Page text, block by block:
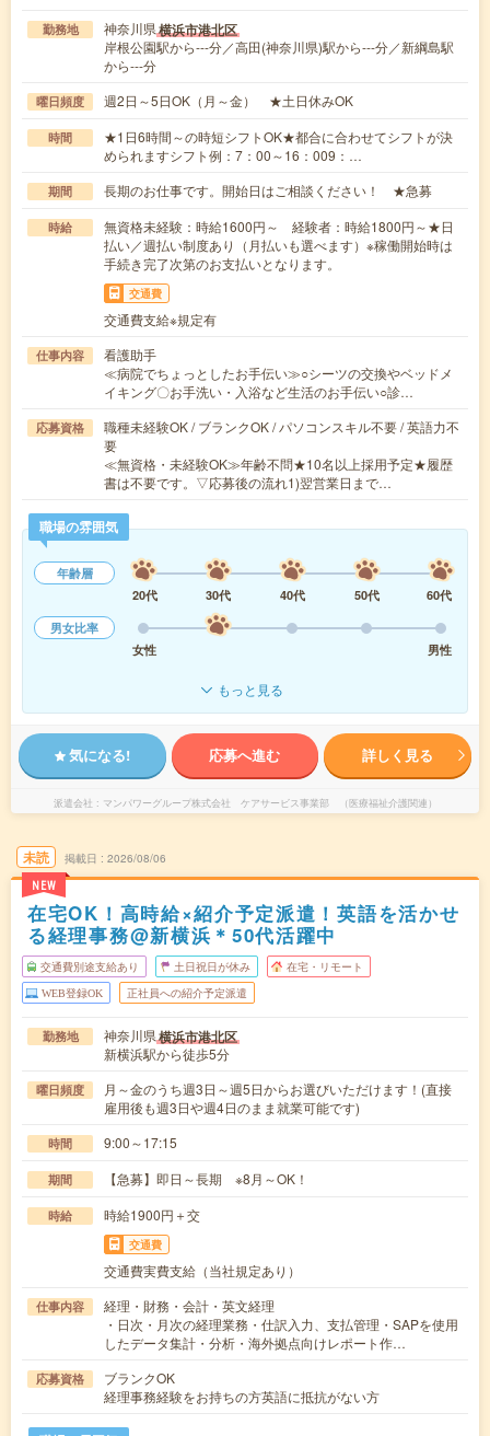
勤務地 神奈川県横浜市港北区
岸根公園駅から---分／高田(神奈川県)駅から---分／新綱島駅
から---分
曜日頻度 週2日～5日OK（月～金） ★土日休みOK
時間
★1日6時間～の時短シフトOK★都合に合わせてシフトが決
められますシフト例：7：00～16：009：…
期間 長期のお仕事です。開始日はご相談ください！ ★急募
時給
無資格未経験：時給1600円～ 経験者：時給1800円～★日
払い／週払い制度あり（月払いも選べます）※稼働開始時は
手続き完了次第のお支払いとなります。
交通費
交通費支給※規定有
仕事内容
看護助手
≪病院でちょっとしたお手伝い≫○シーツの交換やベッドメ
イキング〇お手洗い・入浴など生活のお手伝い○診…
応募資格
職種未経験OK / ブランクOK / パソコンスキル不要 / 英語力不
要
≪無資格・未経験OK≫年齢不問★10名以上採用予定★履歴
書は不要です。▽応募後の流れ1)翌営業日まで…
職場の雰囲気
年齢層
20代
30代 40代 50代
60代
男女比率
女性
男性
もっと見る
気になる! 応募へ進む 詳しく見る
派遣会社 マンパワーグループ株式会社 ケアサービス事業部 （医療福祉介護関連）
未読
NEW
掲載日 2026/08/06
在宅OK！高時給×紹介予定派遣！英語を活かせ
る経理事務@新横浜＊50代活躍中
交通費別途支給あり 土日祝日が休み 在宅・リモート
WEB登録OK 正社員への紹介予定派遣
勤務地 神奈川県横浜市港北区
新横浜駅から徒歩5分
曜日頻度
月～金のうち週3日～週5日からお選びいただけます！(直接
雇用後も週3日や週4日のまま就業可能です)
時間 9:00～17:15
期間 【急募】即日～長期 ※8月～OK！
時給 時給1900円＋交
交通費
交通費実費支給（当社規定あり）
仕事内容
経理・財務・会計・英文経理
・日次・月次の経理業務・仕訳入力、支払管理・SAPを使用
したデータ集計・分析・海外拠点向けレポート作…
応募資格
ブランクOK
経理事務経験をお持ちの方英語に抵抗がない方